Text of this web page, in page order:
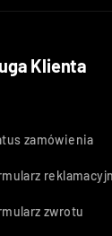
Klienta
zamówienia
zwrotu